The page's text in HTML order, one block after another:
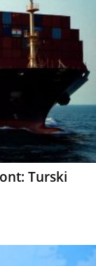
Turski